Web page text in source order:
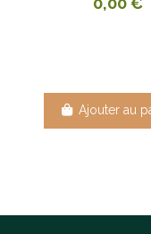
Ajouter au